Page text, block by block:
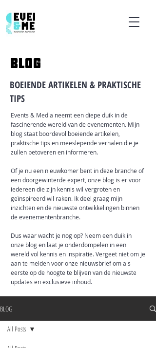
BLOG
BOEIENDE ARTIKELEN & PRAKTISCHE
TIPS
Events & Media neemt een diepe duik in de
fascinerende wereld van de evenementen. Mijn
blog staat boordevol boeiende artikelen,
praktische tips en meeslepende verhalen die je
zullen betoveren en informeren.
Of je nu een nieuwkomer bent in deze branche of
een doorgewinterde expert, onze blog is er voor
iedereen die zijn kennis wil vergroten en
geïnspireerd wil raken. Ik deel graag mijn
inzichten en de nieuwste ontwikkelingen binnen
de evenementenbranche.
Dus waar wacht je nog op? Neem een duik in
onze blog en laat je onderdompelen in een
wereld vol kennis en inspiratie. Vergeet niet om je
aan te melden voor onze nieuwsbrief om als
eerste op de hoogte te blijven van de nieuwste
updates en exclusieve inhoud.
BLOG
All Posts